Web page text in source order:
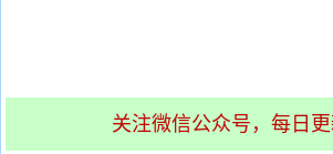
关注微信公众号，每日